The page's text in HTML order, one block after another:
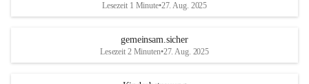
Lesezeit 1 Minute•27. Aug. 2025
gemeinsam.sicher
Lesezeit 2 Minuten•27. Aug. 2025